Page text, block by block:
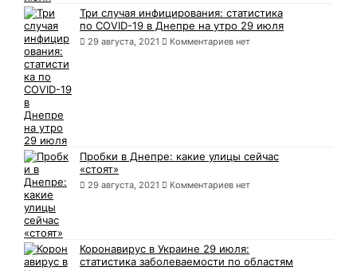
Три случая инфицирования: статистика
по COVID-19 в Днепре на утро 29 июля
29 августа, 2021 Комментариев нет
Пробки в Днепре: какие улицы сейчас
«стоят»
29 августа, 2021 Комментариев нет
Коронавирус в Украине 29 июля:
статистика заболеваемости по областям